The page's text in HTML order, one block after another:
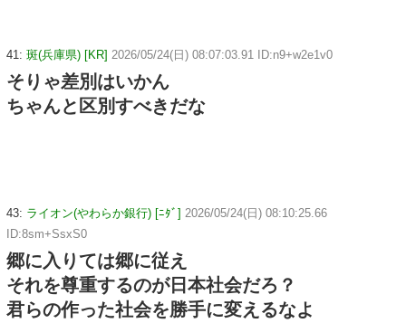
41: 斑(兵庫県) [KR] 2026/05/24(日) 08:07:03.91 ID:n9+w2e1v0
そりゃ差別はいかん
ちゃんと区別すべきだな
43: ライオン(やわらか銀行) [ﾆﾀﾞ] 2026/05/24(日) 08:10:25.66
ID:8sm+SsxS0
郷に入りては郷に従え
それを尊重するのが日本社会だろ？
君らの作った社会を勝手に変えるなよ